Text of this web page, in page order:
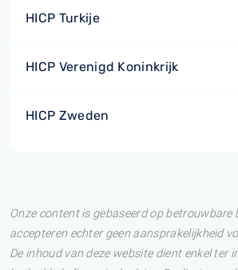
HICP Turkije
HICP Verenigd Koninkrijk
HICP Zweden
Onze content is gebaseerd op betrouwbare
accepteren echter geen aansprakelijkheid
De inhoud van deze website dient enkel ter